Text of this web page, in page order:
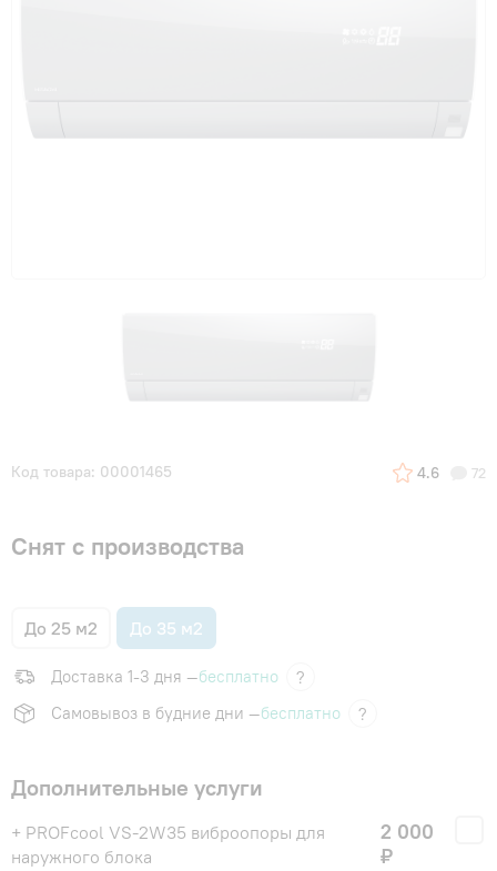
Код товара: 00001465 4.6 72
Снят с производства
До 25 м2 До 35 м2
Доставка 1-3 дня —бесплатно
?
Самовывоз в будние дни —бесплатно ?
Дополнительные услуги
+ PROFcool VS-2W35 виброопоры для
наружного блока
2 000
₽